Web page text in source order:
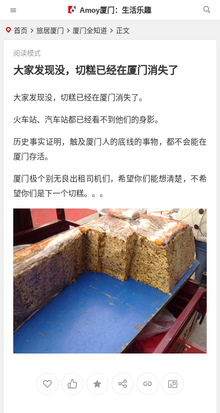
Amoy厦门：生活乐趣
首页 旅居厦门 厦门全知道 正文
大家发现没，切糕已经在厦门消失了
阅读模式
大家发现没，切糕已经在厦门消失了。
火车站、汽车站都已经看不到他们的身影。
历史事实证明，触及厦门人的底线的事物，都不会能在
厦门存活。
厦门极个别无良出租司机们，希望你们能想清楚，不希
望你们是下一个切糕。。。